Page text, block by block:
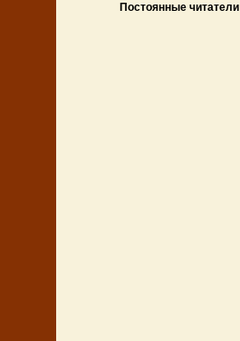
Постоянные читатели